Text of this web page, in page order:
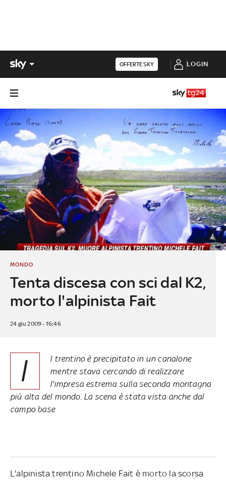
OFFERTE SKY LOGIN
Tenta discesa con sci dal K2,
morto l'alpinista Fait
MONDO
24 giu 2009 - 16:46
I
l trentino è precipitato in un canalone
mentre stava cercando di realizzare
l'impresa estrema sulla seconda montagna
più alta del mondo. La scena è stata vista anche dal
campo base
L'alpinista trentino Michele Fait è morto la scorsa